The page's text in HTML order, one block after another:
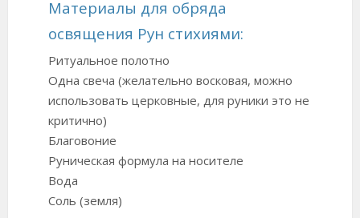
Материалы для обряда
освящения Рун стихиями:
Ритуальное полотно
Одна свеча (желательно восковая, можно
использовать церковные, для руники это не
критично)
Благовоние
Руническая формула на носителе
Вода
Соль (земля)